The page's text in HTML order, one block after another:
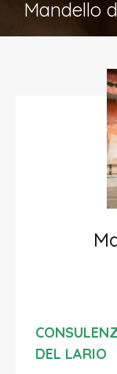
Mandello
DEL LARIO